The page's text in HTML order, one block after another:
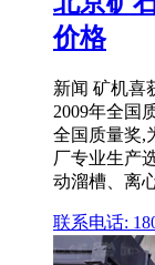
价格
新闻 矿机喜
2009年全国
全国质量奖,
厂专业生产
动溜槽、离
联系电话: